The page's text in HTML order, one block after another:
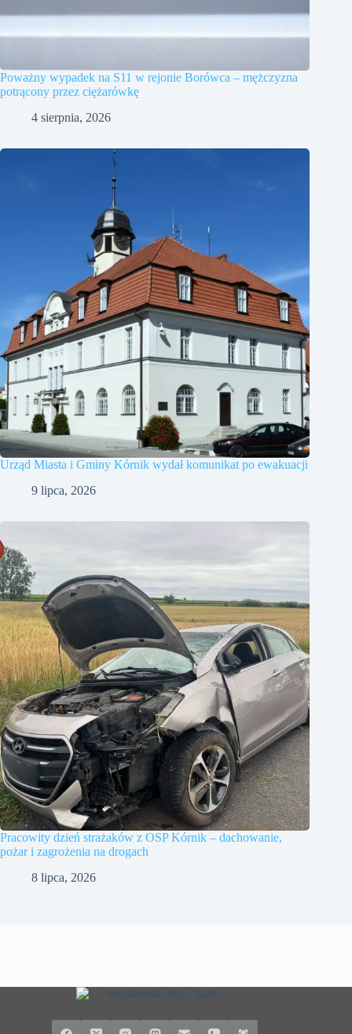
Poważny wypadek na S11 w rejonie Borówca – mężczyzna
potrącony przez ciężarówkę
4 sierpnia, 2026
Urząd Miasta i Gminy Kórnik wydał komunikat po ewakuacji
9 lipca, 2026
Pracowity dzień strażaków z OSP Kórnik – dachowanie,
pożar i zagrożenia na drogach
8 lipca, 2026